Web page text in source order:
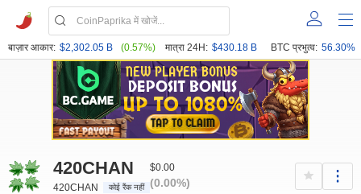
बाज़ार आकार: $2,302.05 B (0.57%) मात्रा 24H: $430.18 B BTC प्रभुत्व: 56.30%
420CHAN
420CHAN कोई रैंक नहीं
$0.00
(0.00%)